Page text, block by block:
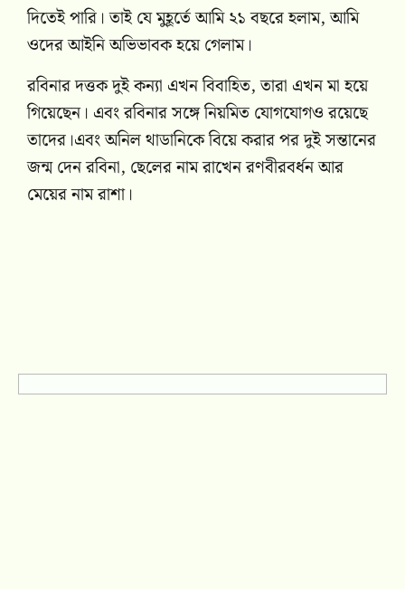
দিতেই পারি। তাই যে মুহূর্তে আমি ২১ বছরে হলাম, আমি
ওদের আইনি অভিভাবক হয়ে গেলাম।
রবিনার দত্তক দুই কন্যা এখন বিবাহিত, তারা এখন মা হয়ে
গিয়েছেন। এবং রবিনার সঙ্গে নিয়মিত যোগযোগও রয়েছে
তাদের।এবং অনিল থাডানিকে বিয়ে করার পর দুই সন্তানের
জন্ম দেন রবিনা, ছেলের নাম রাখেন রণবীরবর্ধন আর
মেয়ের নাম রাশা।